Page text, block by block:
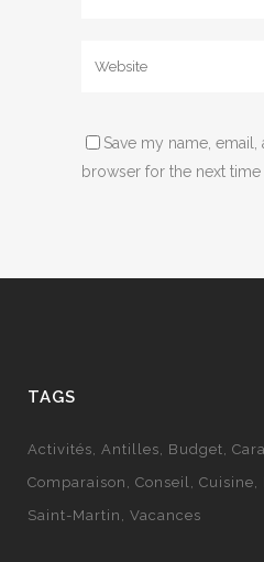
Save my name,
browser for the next time
TAGS
Activités Antilles Budget
Comparaison
Conseil Cuisine
Saint-Martin
Vacances